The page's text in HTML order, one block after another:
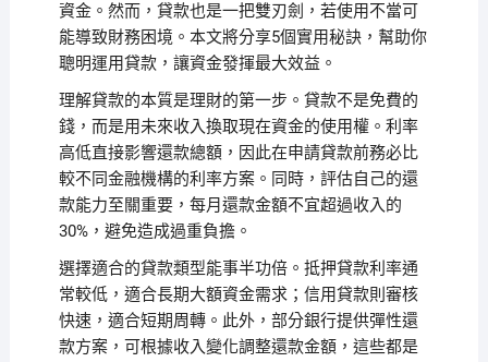
資金。然而，貸款也是一把雙刃劍，若使用不當可
能導致財務困境。本文將分享5個實用秘訣，幫助你
聰明運用貸款，讓資金發揮最大效益。
理解貸款的本質是理財的第一步。貸款不是免費的
錢，而是用未來收入換取現在資金的使用權。利率
高低直接影響還款總額，因此在申請貸款前務必比
較不同金融機構的利率方案。同時，評估自己的還
款能力至關重要，每月還款金額不宜超過收入的
30%，避免造成過重負擔。
選擇適合的貸款類型能事半功倍。抵押貸款利率通
常較低，適合長期大額資金需求；信用貸款則審核
快速，適合短期周轉。此外，部分銀行提供彈性還
款方案，可根據收入變化調整還款金額，這些都是